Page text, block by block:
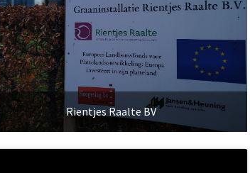
Rientjes Raalte BV